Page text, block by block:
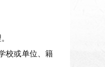
校或单位、籍